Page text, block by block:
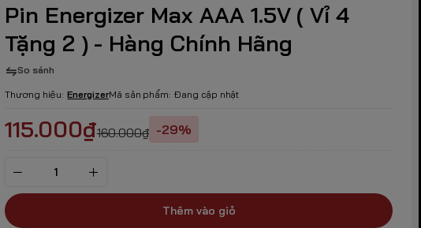
Pin Energizer Max AAA 1.5V ( Vỉ 4
Tặng 2 ) - Hàng Chính Hãng
So sánh
Thương hiệu: EnergizerMã sản phẩm: Đang cập nhật
115.000₫160.000₫ -29%
Thêm vào giỏ